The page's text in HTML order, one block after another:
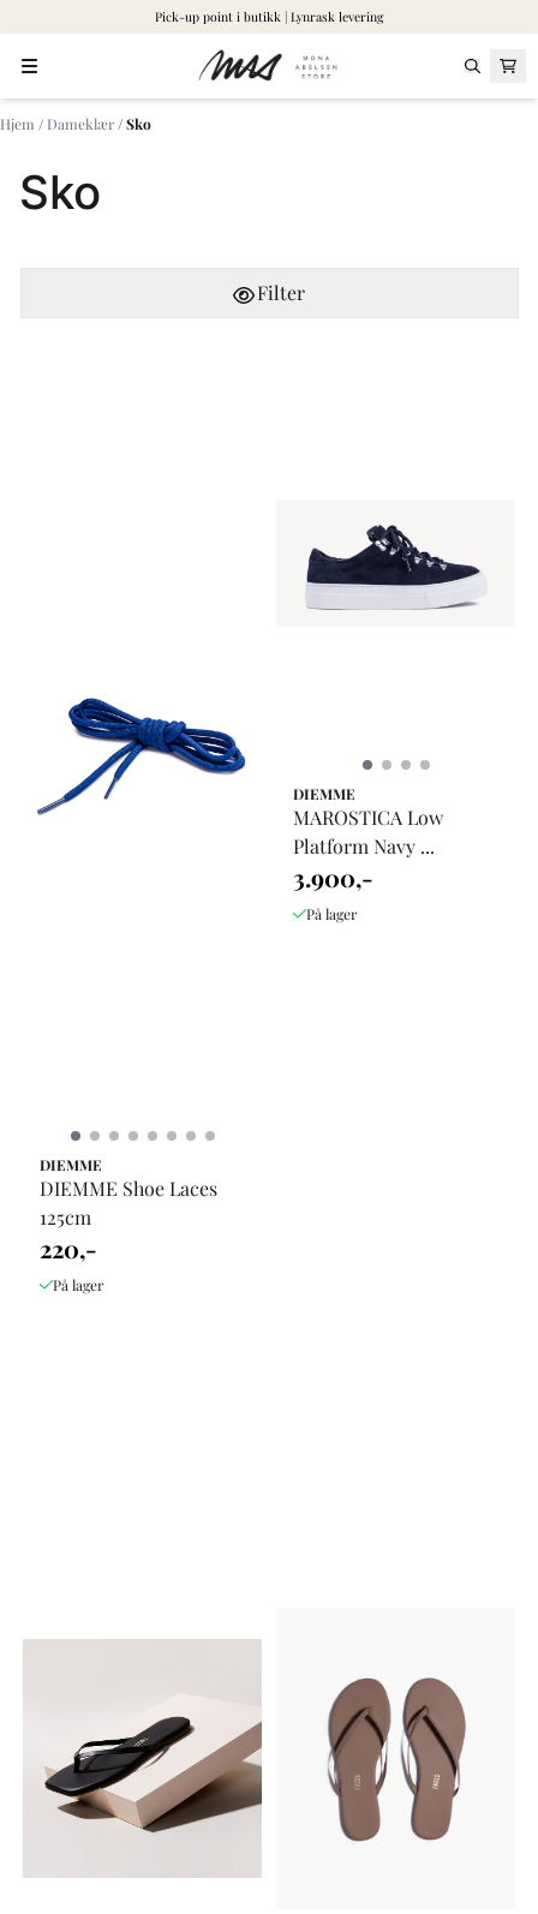
Pick-up point i butikk | Lynrask levering
Hjem / Dameklær /Sko
Sko
Filter
DIEMME
DIEMME Shoe Laces
125cm
220,-
På lager
DIEMME
MAROSTICA Low
Platform Navy ...
3.900,-
På lager